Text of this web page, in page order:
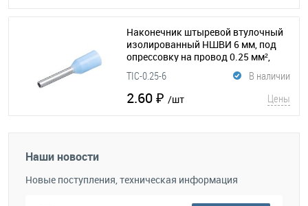
Наконечник штыревой втулочный
изолированный НШВИ 6 мм, под
опрессовку на провод 0.25 мм²,
упаковка 100шт.
(210-192) В наличии
TIC-0.25-6
2.60 ₽ /шт Цены
Наши новости
Новые поступления, техническая информация